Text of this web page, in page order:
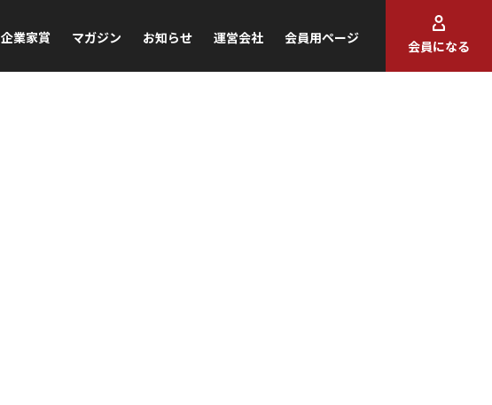
企業家賞 マガジン お知らせ 運営会社 会員用ページ
会員になる